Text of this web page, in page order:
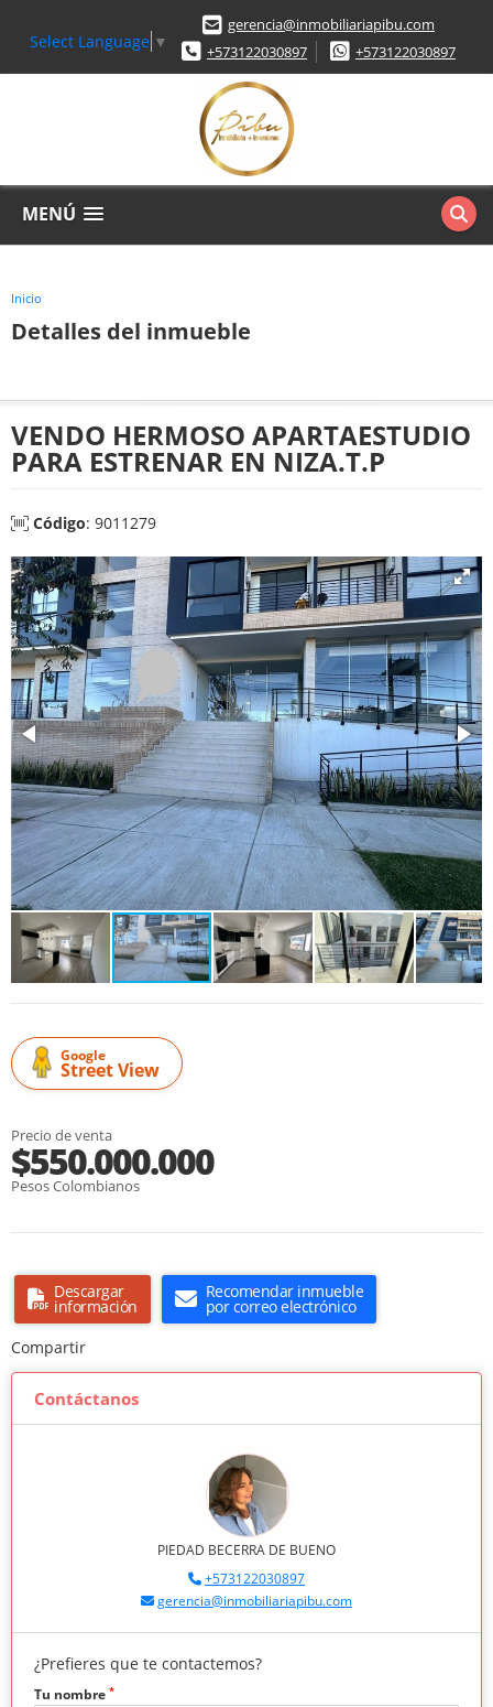
Select Language ▼
gerencia@inmobiliariapibu.com
+573122030897
+573122030897
MENÚ
Inicio
Detalles del inmueble
VENDO HERMOSO APARTAESTUDIO
PARA ESTRENAR EN NIZA.T.P
Código: 9011279
Google
Street View
Precio de venta
$550.000.000
Pesos Colombianos
Descargar
información
Recomendar inmueble
por correo electrónico
Compartir
Contáctanos
PIEDAD BECERRA DE BUENO
+573122030897
gerencia@inmobiliariapibu.com
¿Prefieres que te contactemos?
Tu nombre *